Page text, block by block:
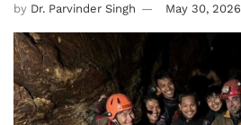
by Dr. Parvinder Singh May 30, 2026